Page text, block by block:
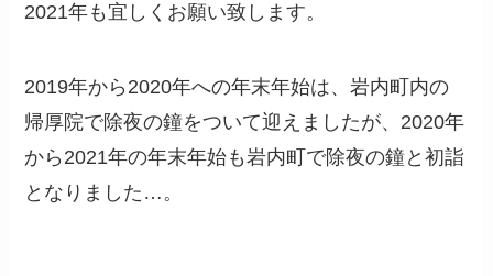
2021年も宜しくお願い致します。
2019年から2020年への年末年始は、岩内町内の
帰厚院で除夜の鐘をついて迎えましたが、2020年
から2021年の年末年始も岩内町で除夜の鐘と初詣
となりました…。